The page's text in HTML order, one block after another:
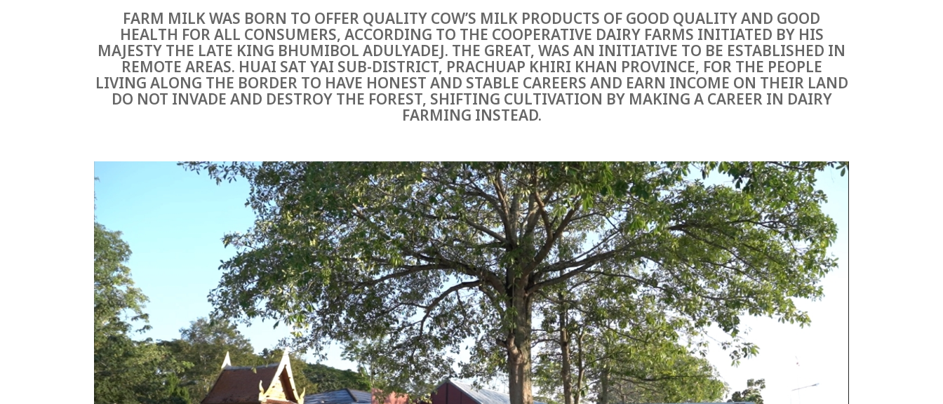
FARM MILK WAS BORN TO OFFER QUALITY COW’S MILK PRODUCTS OF GOOD QUALITY AND GOOD
HEALTH FOR ALL CONSUMERS, ACCORDING TO THE COOPERATIVE DAIRY FARMS INITIATED BY HIS
MAJESTY THE LATE KING BHUMIBOL ADULYADEJ. THE GREAT, WAS AN INITIATIVE TO BE ESTABLISHED IN
REMOTE AREAS. HUAI SAT YAI SUB-DISTRICT, PRACHUAP KHIRI KHAN PROVINCE, FOR THE PEOPLE
LIVING ALONG THE BORDER TO HAVE HONEST AND STABLE CAREERS AND EARN INCOME ON THEIR LAND
DO NOT INVADE AND DESTROY THE FOREST, SHIFTING CULTIVATION BY MAKING A CAREER IN DAIRY
FARMING INSTEAD.